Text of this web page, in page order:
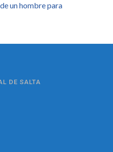
un hombre para
DE SALTA